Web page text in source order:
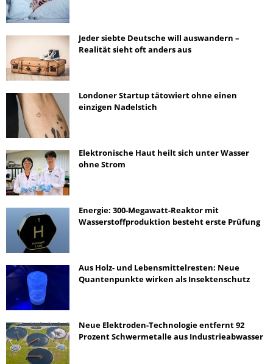
Jeder siebte Deutsche will auswandern –
Realität sieht oft anders aus
Londoner Startup tätowiert ohne einen
einzigen Nadelstich
Elektronische Haut heilt sich unter Wasser
ohne Strom
Energie: 300-Megawatt-Reaktor mit
Wasserstoffproduktion besteht erste Prüfung
Aus Holz- und Lebensmittelresten: Neue
Quantenpunkte wirken als Insektenschutz
Neue Elektroden-Technologie entfernt 92
Prozent Schwermetalle aus Industrieabwasser